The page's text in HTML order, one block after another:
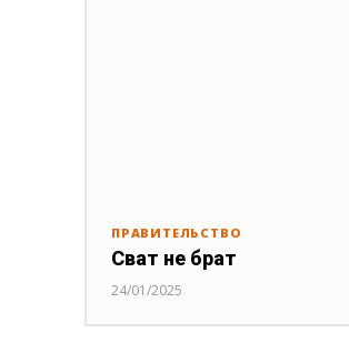
ПРАВИТЕЛЬСТВО
Сват не брат
24/01/2025